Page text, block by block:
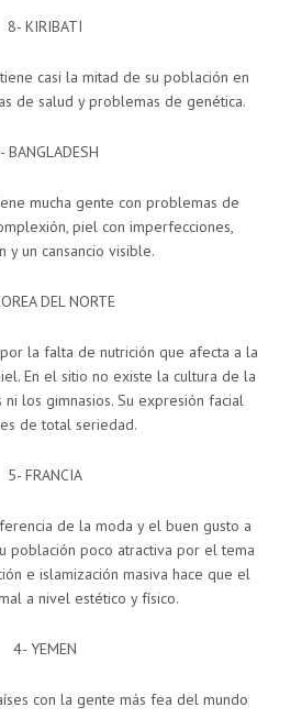
8- KIRIBATI
casi la mitad de su población en
de salud y problemas de genética.
BANGLADESH
mucha gente con problemas de
piel con imperfecciones,
y un cansancio visible.
DEL NORTE
la falta de nutrición que afecta a la
En el sitio no existe la cultura de la
ni los gimnasios. Su expresión facial
de total seriedad.
5- FRANCIA
de la moda y el buen gusto a
población poco atractiva por el tema
e islamización masiva hace que el
a nivel estético y físico.
4- YEMEN
con la gente más fea del mundo